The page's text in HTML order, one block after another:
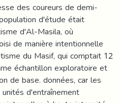
des coureurs de demi-
d'étude était
d'Al-Masila, où
de manière intentionnelle
du Masif, qui comptait 12
échantillon exploratoire et
de base. données, car les
d'entraînement